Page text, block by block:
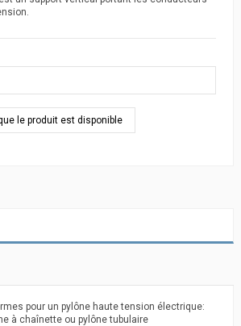
pour un pylône haute tension électrique:
à chaînette ou pylône tubulaire